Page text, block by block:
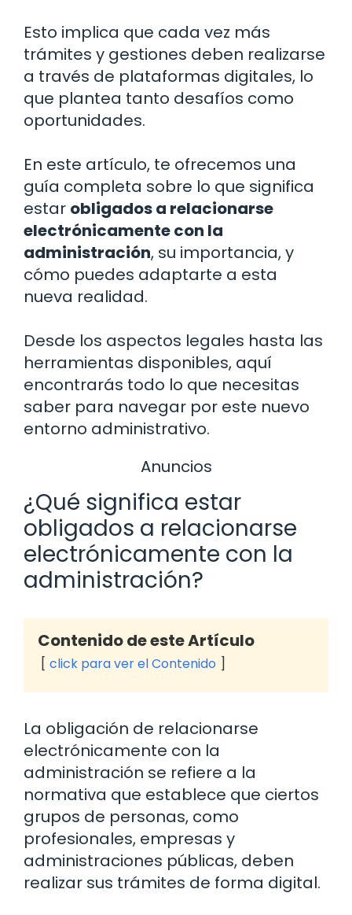
Esto implica que cada vez más
trámites y gestiones deben realizarse
a través de plataformas digitales, lo
que plantea tanto desafíos como
oportunidades.
En este artículo, te ofrecemos una
guía completa sobre lo que significa
estar obligados a relacionarse
electrónicamente con la
administración, su importancia, y
cómo puedes adaptarte a esta
nueva realidad.
Desde los aspectos legales hasta las
herramientas disponibles, aquí
encontrarás todo lo que necesitas
saber para navegar por este nuevo
entorno administrativo.
Anuncios
¿Qué significa estar
obligados a relacionarse
electrónicamente con la
administración?
Contenido de este Artículo
click para ver el Contenido
La obligación de relacionarse
electrónicamente con la
administración se refiere a la
normativa que establece que ciertos
grupos de personas, como
profesionales, empresas y
administraciones públicas, deben
realizar sus trámites de forma digital.